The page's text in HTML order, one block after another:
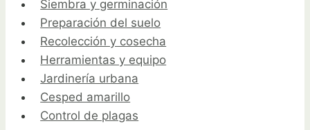
Siembra y germinación
Preparación del suelo
Recolección y cosecha
Herramientas y equipo
Jardinería urbana
Cesped amarillo
Control de plagas